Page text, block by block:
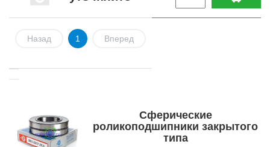
Назад 1 Вперед
Сферические
роликоподшипники закрытого
типа